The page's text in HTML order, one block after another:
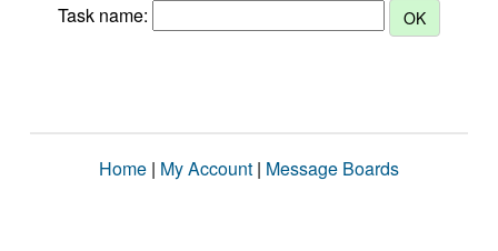
Task name:
Home | My Account | Message Boards